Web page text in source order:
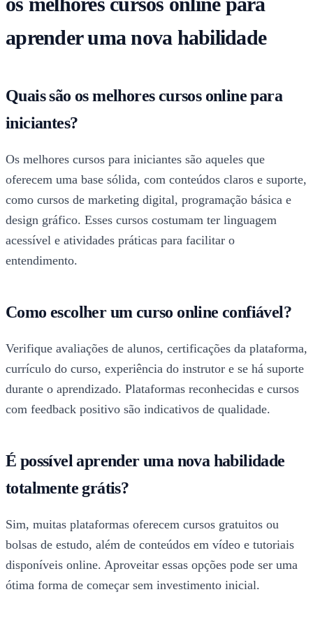
aprender uma nova habilidade
Quais são os melhores cursos online para
iniciantes?
Os melhores cursos para iniciantes são aqueles que
oferecem uma base sólida, com conteúdos claros e suporte,
como cursos de marketing digital, programação básica e
design gráfico. Esses cursos costumam ter linguagem
acessível e atividades práticas para facilitar o
entendimento.
Como escolher um curso online confiável?
Verifique avaliações de alunos, certificações da plataforma,
currículo do curso, experiência do instrutor e se há suporte
durante o aprendizado. Plataformas reconhecidas e cursos
com feedback positivo são indicativos de qualidade.
É possível aprender uma nova habilidade
totalmente grátis?
Sim, muitas plataformas oferecem cursos gratuitos ou
bolsas de estudo, além de conteúdos em vídeo e tutoriais
disponíveis online. Aproveitar essas opções pode ser uma
ótima forma de começar sem investimento inicial.